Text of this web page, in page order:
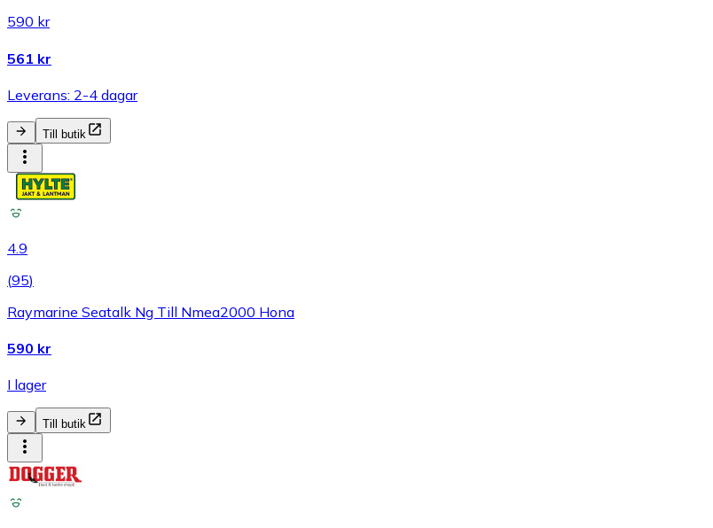
590 kr
561 kr
Leverans: 2-4 dagar
Till butik
4.9
(95)
Raymarine Seatalk Ng Till Nmea2000 Hona
590 kr
I lager
Till butik